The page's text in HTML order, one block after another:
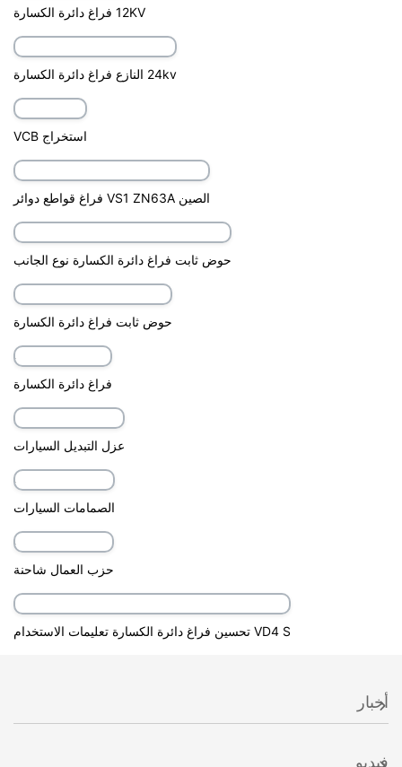
12KV فراغ دائرة الكسارة
24kv النازع فراغ دائرة الكسارة
استخراج VCB
حوض ثابت فراغ دائرة الكسارة نوع الجانب
حوض ثابت فراغ دائرة الكسارة
فراغ دائرة الكسارة